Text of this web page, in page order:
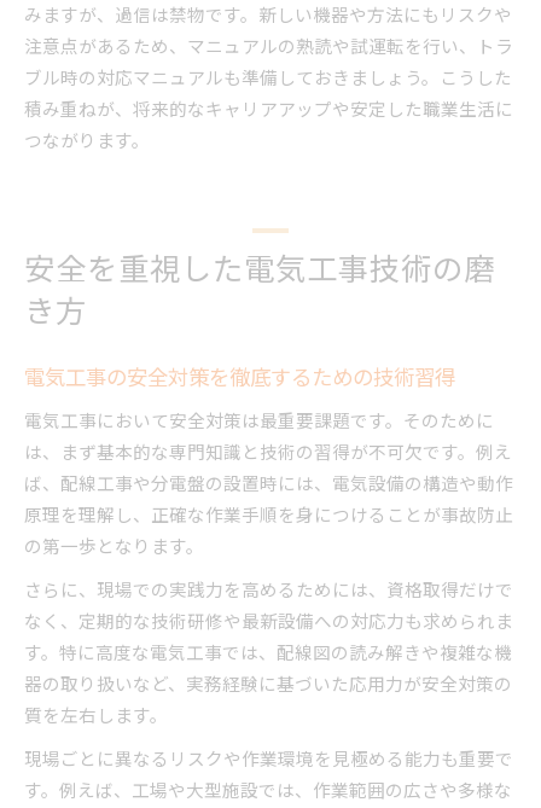
みますが、過信は禁物です。新しい機器や方法にもリスクや
注意点があるため、マニュアルの熟読や試運転を行い、トラ
ブル時の対応マニュアルも準備しておきましょう。こうした
積み重ねが、将来的なキャリアアップや安定した職業生活に
つながります。
安全を重視した電気工事技術の磨
き方
電気工事の安全対策を徹底するための技術習得
電気工事において安全対策は最重要課題です。そのために
は、まず基本的な専門知識と技術の習得が不可欠です。例え
ば、配線工事や分電盤の設置時には、電気設備の構造や動作
原理を理解し、正確な作業手順を身につけることが事故防止
の第一歩となります。
さらに、現場での実践力を高めるためには、資格取得だけで
なく、定期的な技術研修や最新設備への対応力も求められま
す。特に高度な電気工事では、配線図の読み解きや複雑な機
器の取り扱いなど、実務経験に基づいた応用力が安全対策の
質を左右します。
現場ごとに異なるリスクや作業環境を見極める能力も重要で
す。例えば、工場や大型施設では、作業範囲の広さや多様な